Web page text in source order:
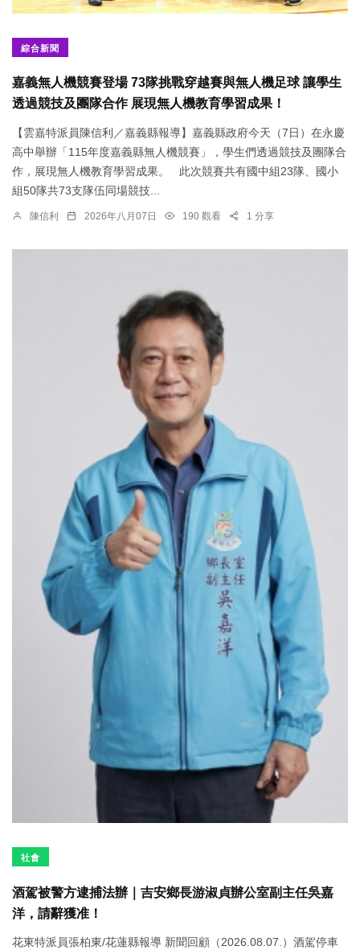
綜合新聞
嘉義無人機競賽登場 73隊挑戰穿越賽與無人機足球 讓學生
透過競技及團隊合作 展現無人機教育學習成果！
【雲嘉特派員陳信利／嘉義縣報導】嘉義縣政府今天（7日）在永慶
高中舉辦「115年度嘉義縣無人機競賽」，學生們透過競技及團隊合
作，展現無人機教育學習成果。 此次競賽共有國中組23隊、國小
組50隊共73支隊伍同場競技...
陳信利 2026年八月07日 190 觀看 1 分享
社會
酒駕被警方逮捕法辦｜吉安鄉長游淑貞辦公室副主任吳嘉
洋，請辭獲准！
花東特派員張柏東/花蓮縣報導 新聞回顧（2026.08.07.）酒駕停車